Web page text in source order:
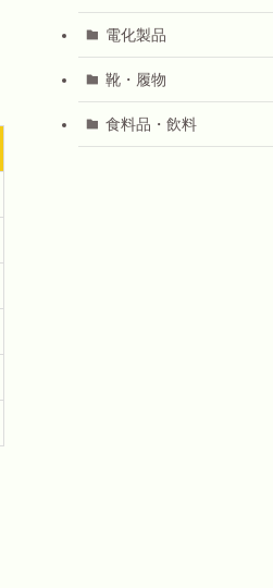
電化製品
靴・履物
食料品・飲料